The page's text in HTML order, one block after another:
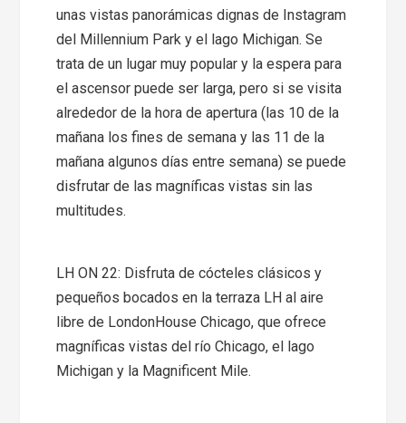
unas vistas panorámicas dignas de Instagram
del Millennium Park y el lago Michigan. Se
trata de un lugar muy popular y la espera para
el ascensor puede ser larga, pero si se visita
alrededor de la hora de apertura (las 10 de la
mañana los fines de semana y las 11 de la
mañana algunos días entre semana) se puede
disfrutar de las magníficas vistas sin las
multitudes.
LH ON 22: Disfruta de cócteles clásicos y
pequeños bocados en la terraza LH al aire
libre de LondonHouse Chicago, que ofrece
magníficas vistas del río Chicago, el lago
Michigan y la Magnificent Mile.